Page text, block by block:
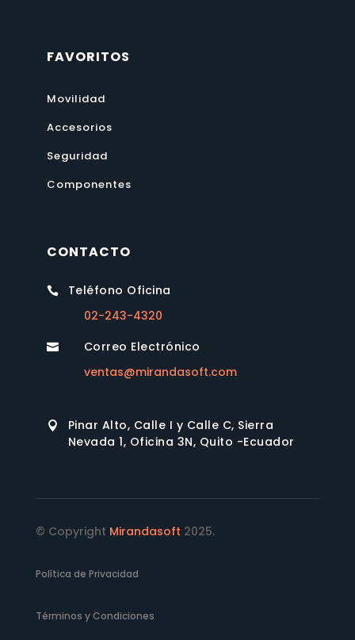
FAVORITOS
CONTACTO

Teléfono Oficina
02-243-4320

Correo Electrónico
ventas@mirandasoft.com

Pinar Alto, Calle I y Calle C, Sierra
Nevada 1, Oficina 3N, Quito -Ecuador
© Copyright Mirandasoft 2025.
Política de Privacidad
Términos y Condiciones